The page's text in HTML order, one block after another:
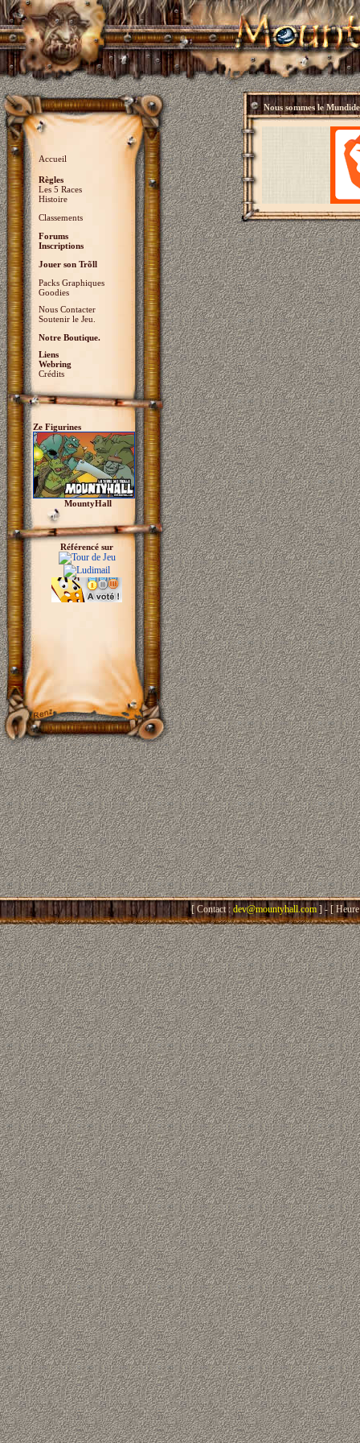
Accueil
Règles
Les 5 Races
Histoire
Classements
Forums
Inscriptions
Jouer son Trõll
Packs Graphiques
Goodies
Nous Contacter
Soutenir le Jeu.
Notre Boutique.
Liens
Webring
Crédits
Ze Figurines
MountyHall
Référencé sur
Nous sommes le
[ Contact : dev@mountyhall.com] - [ Heure